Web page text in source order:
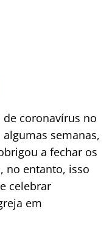
coronavírus no
semanas,
a fechar os
no entanto, isso
celebrar
em